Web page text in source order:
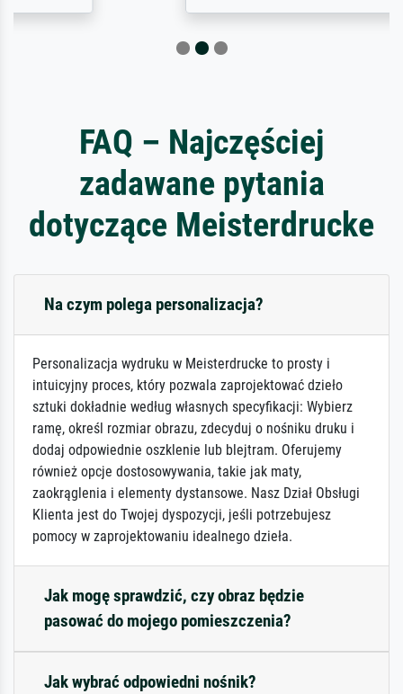
FAQ – Najczęściej
zadawane pytania
dotyczące Meisterdrucke
Na czym polega personalizacja?
Personalizacja wydruku w Meisterdrucke to prosty i
intuicyjny proces, który pozwala zaprojektować dzieło
sztuki dokładnie według własnych specyfikacji: Wybierz
ramę, określ rozmiar obrazu, zdecyduj o nośniku druku i
dodaj odpowiednie oszklenie lub blejtram. Oferujemy
również opcje dostosowywania, takie jak maty,
zaokrąglenia i elementy dystansowe. Nasz Dział Obsługi
Klienta jest do Twojej dyspozycji, jeśli potrzebujesz
pomocy w zaprojektowaniu idealnego dzieła.
Jak mogę sprawdzić, czy obraz będzie
pasować do mojego pomieszczenia?
Jak wybrać odpowiedni nośnik?